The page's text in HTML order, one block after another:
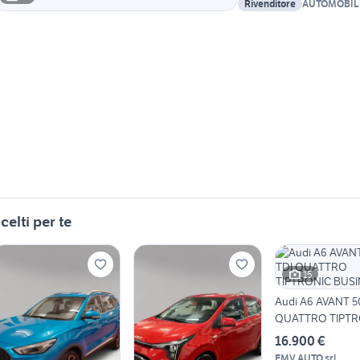
Rivenditore
per te
15
Audi A6 AVANT
QUATTRO
BUSINES
16.900 €